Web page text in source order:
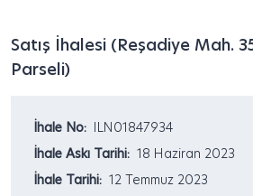
Satış İhalesi (Reşadiye Mah.
Parseli)
İhale No: ILN01847934
İhale Askı Tarihi: 18 Haziran 2023
İhale Tarihi: 12 Temmuz 2023